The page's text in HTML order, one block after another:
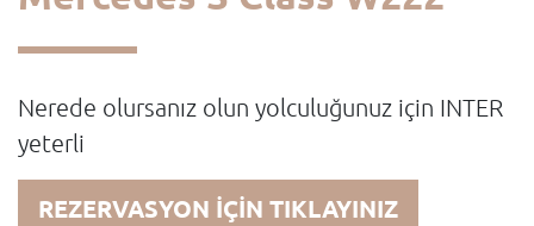
Nerede olursanız olun yolculuğunuz için INTER
yeterli
REZERVASYON İÇİN TIKLAYINIZ